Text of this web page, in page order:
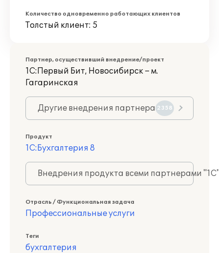
Количество одновременно работающих клиентов
Толстый клиент: 5
Партнер, осуществивший внедрение/проект
1С:Первый Бит, Новосибирск – м.
Гагаринская
Другие внедрения партнера 2358
Продукт
1С:Бухгалтерия 8
Внедрения продукта всеми партнерами
Отрасль / Функциональная задача
Профессиональные услуги
Теги
бухгалтерия